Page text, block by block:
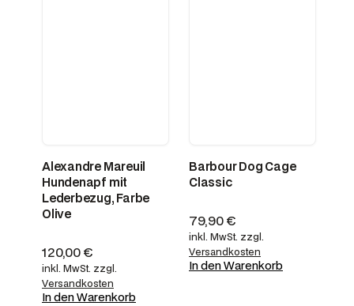
Alexandre Mareuil
Hundenapf mit
Lederbezug, Farbe
Olive
120,00€
inkl. MwSt. zzgl.
Versandkosten
In den Warenkorb
Barbour Dog Cage
Classic
79,90€
inkl. MwSt. zzgl.
Versandkosten
In den Warenkorb